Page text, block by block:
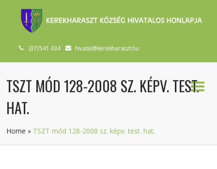
(37) 541 434 hivatal@kerekharaszt.hu
TSZT MÓD 128-2008 SZ. KÉPV. TEST.
HAT.
Home » TSZT mód 128-2008 sz. képv. test. hat.